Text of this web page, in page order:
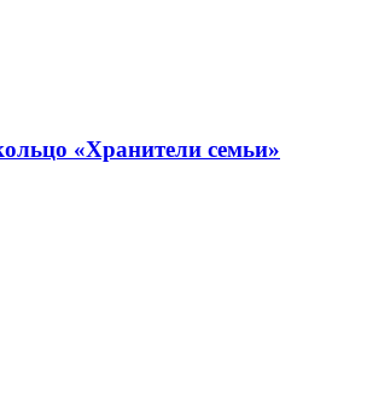
«Хранители семьи»